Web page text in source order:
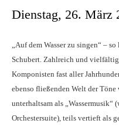
Dienstag, 26. März
„Auf dem Wasser zu singen“ –
Schubert. Zahlreich und
Komponisten fast aller
ebenso fließenden Welt der
unterhaltsam als „Wassermusik“
Orchestersuite), teils vertieft als